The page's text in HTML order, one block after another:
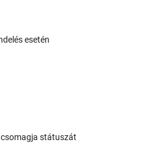
esetén
státuszát